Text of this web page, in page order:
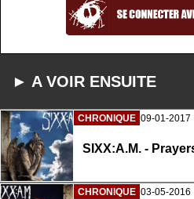
► A VOIR ENSUITE
CHRONIQUE 09-01-2017
SIXX:A.M. -
CHRONIQUE 03-05-2016